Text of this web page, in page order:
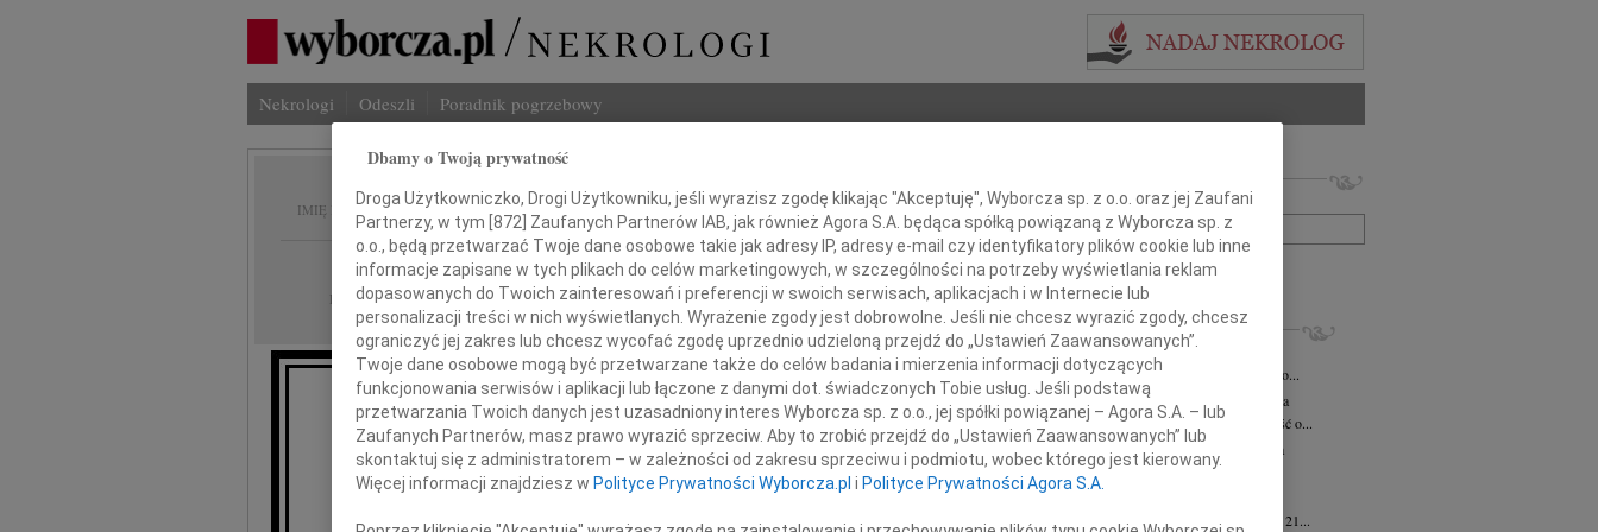
Nekrologi Odeszli Poradnik pogrzebowy
IMIĘ I NAZWISKO: Krystyna Makowsk-Ławrynowicz
REGION: Warszawa
DATA EMISJI: 03.06.2026
Z ogromnym żalem przyjęłam wiadomość o śmierci
prof. Krystyny
Makowskiej-Ławrynowicz
Imię i nazwisko lub numer ogłoszenia:
+ szukanie zaawansowane
INNE NEKROLOGI
Eugeniusz Butruk 05.08.2026
Z ogromnym żalem przyjęliśmy wiadomość o...
Małgorzata Kościelska
Warszawa
Z głębokim smutkiem przyjęliśmy wiadomość o...
Andrzej Komorowski
Warszawa
27 lipca 2026 roku odszedł Śp. Andrzej...
Inocentyna Karkocha
Mgr farm. Inocentyna Karkocha zmarła dnia 21...
Dbamy o Twoją prywatność
Droga Użytkowniczko, Drogi Użytkowniku, jeśli wyrazisz zgodę klikając "Akceptuję", Wyborcza sp. z o.o. oraz jej Zaufani
Partnerzy, w tym [872] Zaufanych Partnerów IAB, jak również Agora S.A. będąca spółką powiązaną z Wyborcza sp. z
o.o., będą przetwarzać Twoje dane osobowe takie jak adresy IP, adresy e-mail czy identyfikatory plików cookie lub inne
informacje zapisane w tych plikach do celów marketingowych, w szczególności na potrzeby wyświetlania reklam
dopasowanych do Twoich zainteresowań i preferencji w swoich serwisach, aplikacjach i w Internecie lub
personalizacji treści w nich wyświetlanych. Wyrażenie zgody jest dobrowolne. Jeśli nie chcesz wyrazić zgody, chcesz
ograniczyć jej zakres lub chcesz wycofać zgodę uprzednio udzieloną przejdź do „Ustawień Zaawansowanych”.
Twoje dane osobowe mogą być przetwarzane także do celów badania i mierzenia informacji dotyczących
funkcjonowania serwisów i aplikacji lub łączone z danymi dot. świadczonych Tobie usług. Jeśli podstawą
przetwarzania Twoich danych jest uzasadniony interes Wyborcza sp. z o.o., jej spółki powiązanej – Agora S.A. – lub
Zaufanych Partnerów, masz prawo wyrazić sprzeciw. Aby to zrobić przejdź do „Ustawień Zaawansowanych” lub
skontaktuj się z administratorem – w zależności od zakresu sprzeciwu i podmiotu, wobec którego jest kierowany.
Więcej informacji znajdziesz w Polityce Prywatności Wyborcza.pl i Polityce Prywatności Agora S.A.